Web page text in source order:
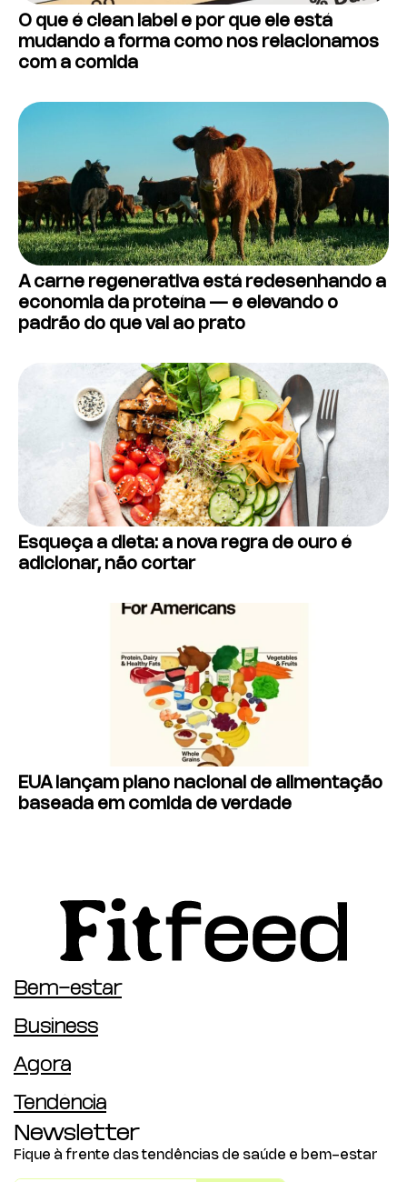
O que é clean label e por que ele está
mudando a forma como nos relacionamos
com a comida
A carne regenerativa está redesenhando a
economia da proteína — e elevando o
padrão do que vai ao prato
Esqueça a dieta: a nova regra de ouro é
adicionar, não cortar
EUA lançam plano nacional de alimentação
baseada em comida de verdade
Bem-estar
Business
Agora
Tendência
Newsletter
Fique à frente das tendências de saúde e bem-estar